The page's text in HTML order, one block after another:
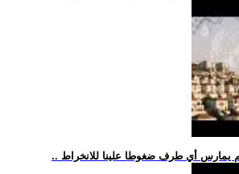
يمارس أي طرف ضغوطا علينا للانخراط